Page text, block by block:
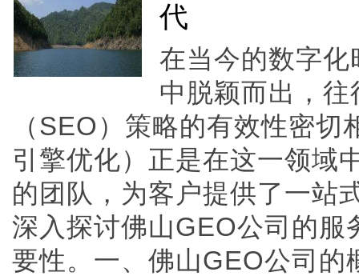
代
在当今的数字
中脱颖而出，
（SEO）策略的有效性密
引擎优化）正是在这一领域
的团队，为客户提供了一站
深入探讨佛山GEO公司的服
要性。一、佛山GEO公司